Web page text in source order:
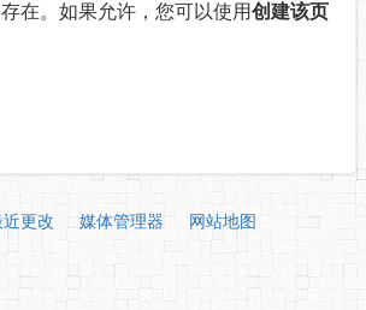
在。如果允许，您可以使用创建该页
近更改 媒体管理器 网站地图